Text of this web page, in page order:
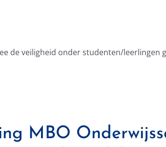
de veiligheid onder studenten/leerlingen
MBO